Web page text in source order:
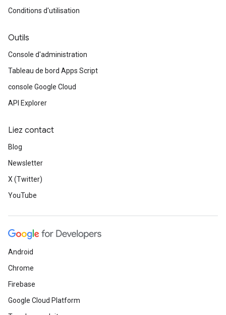
Conditions d'utilisation
Outils
Console d'administration
Tableau de bord Apps Script
console Google Cloud
API Explorer
Liez contact
Blog
Newsletter
X (Twitter)
YouTube
Android
Chrome
Firebase
Google Cloud Platform